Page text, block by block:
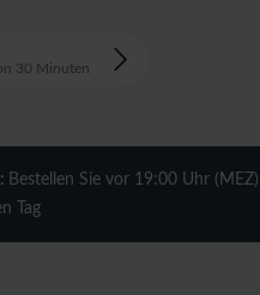
30 Minuten
Bestellen Sie vor 19:00 Uhr
Tag